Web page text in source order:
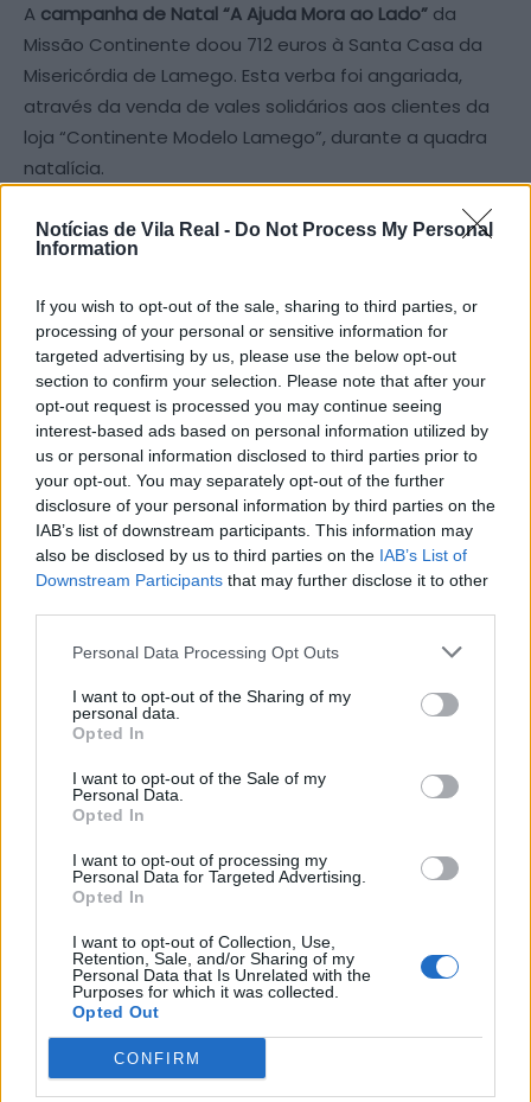
Notícias de Vila Real - Do Not Process My Personal
Information
If you wish to opt-out of the sale, sharing to third parties, or
processing of your personal or sensitive information for
targeted advertising by us, please use the below opt-out
section to confirm your selection. Please note that after your
opt-out request is processed you may continue seeing
interest-based ads based on personal information utilized by
us or personal information disclosed to third parties prior to
your opt-out. You may separately opt-out of the further
disclosure of your personal information by third parties on the
IAB’s list of downstream participants. This information may
also be disclosed by us to third parties on the IAB’s List of
Downstream Participants that may further disclose it to other
Personal Data Processing Opt Outs
I want to opt-out of the Sharing of my
personal data.
Opted In
I want to opt-out of the Sale of my
Personal Data.
Opted In
I want to opt-out of processing my
Personal Data for Targeted Advertising.
Opted In
I want to opt-out of Collection, Use,
Retention, Sale, and/or Sharing of my
Personal Data that Is Unrelated with the
Purposes for which it was collected.
Opted Out
CONFIRM
A campanha de Natal“A Ajuda Mora ao Lado” da
Missão Continente doou 712 euros à Santa Casa da
Misericórdia de Lamego. Esta verba foi angariada,
através da venda de vales solidários aos clientes da
loja “Continente Modelo Lamego”, durante a quadra
natalícia.
O diretora-delegada da instituição, Maria Teresa de
Sousa, esteve presente na entrega oficial do cheque
“Quero agradecer a generosidade de todos os
lamecenses que se juntaram a esta campanha.Os
pequenos gestos fazem toda a diferença no apoio
àqueles que menos têm. A solidariedade ainda é mais
importante numa altura em que cresce o número de
pessoas desfavorecidas que precisam do nosso
auxilio”, sublinha o Provedor António Carreira.
em Portugal foi o objetivo da campanha da
Missão Continente que deu aos clientes a
possibilidade de adquirirem vales de um e de cinco
O valor angariado na loja “Continente Modelo
Portugal e à Associação Pela Infância e Terceira Idade
de Lamego (APITIL).
Artigo anterior
Câmara de Vila Real promove
projeto sobre saúde mental
redonda em Alijó